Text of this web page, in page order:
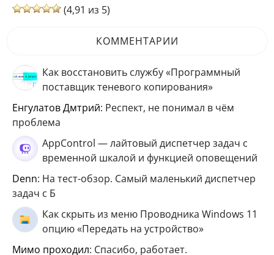
(4,91 из 5)
КОММЕНТАРИИ
Как восстановить службу «Программный
поставщик теневого копирования»
Енгулатов Дмтрий: Респект, не понимал в чём
проблема
AppControl — лайтовый диспетчер задач с
временной шкалой и функцией оповещений
Denn: На тест-обзор. Самый маленький диспетчер
задач с Б
Как скрыть из меню Проводника Windows 11
опцию «Передать на устройство»
мимо проходил: Спасибо, работает.